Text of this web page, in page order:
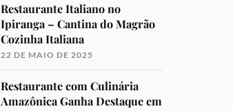
Restaurante Italiano no
Ipiranga – Cantina do Magrão
Cozinha Italiana
22 DE MAIO DE 2025
Restaurante com Culinária
Amazônica Ganha Destaque em